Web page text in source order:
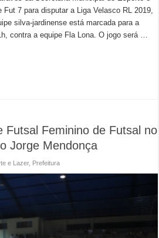
7 para disputar a Liga Velasco RL 2019,
silva-jardinense está marcada para a
contra a equipe Fla Lona. O jogo será …
Futsal Feminino de Futsal no
Jorge Mendonça
e Lazer, Prefeitura